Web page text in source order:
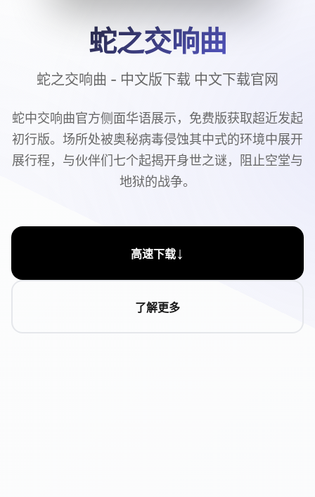
蛇之交响曲
蛇之交响曲 - 中文版下载 中文下载官网
蛇中交响曲官方侧面华语展示，免费版获取超近发起
初行版。场所处被奥秘病毒侵蚀其中式的环境中展开
展行程，与伙伴们七个起揭开身世之谜，阻止空堂与
地狱的战争。
高速下载↓
了解更多